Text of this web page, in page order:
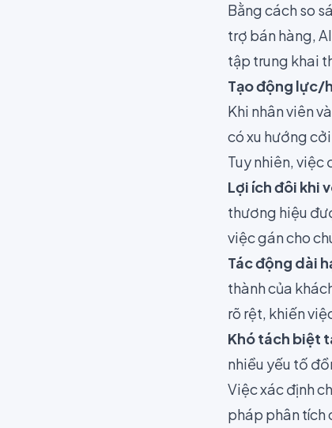
Bằng cách so
trợ bán hàng,
tập trung khai
Tạo động lực/
Khi nhân viên
có xu hướng
Tuy nhiên, việc
Lợi ích đôi khi
thương hiệu
việc gán cho
Tác động dài
thành của
rõ rệt, khiến
Khó tách biệt
nhiều yếu tố
Việc xác định
pháp phân tích